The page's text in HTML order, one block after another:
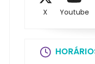
X Youtube